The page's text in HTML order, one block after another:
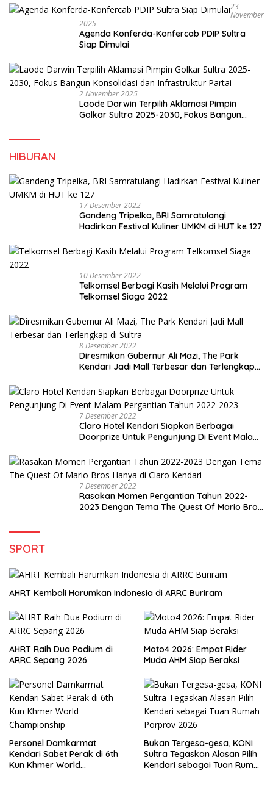
23
November
2025
Agenda Konferda-Konfercab PDIP Sultra
Siap Dimulai
2 November 2025
Laode Darwin Terpilih Aklamasi Pimpin
Golkar Sultra 2025-2030, Fokus Bangun
HIBURAN
17 Desember 2022
Gandeng Tripelka, BRI Samratulangi
Hadirkan Festival Kuliner UMKM di HUT ke 127
10 Desember 2022
Telkomsel Berbagi Kasih Melalui Program
Telkomsel Siaga 2022
8 Desember 2022
Diresmikan Gubernur Ali Mazi, The Park
Kendari Jadi Mall Terbesar dan Terlengkap
7 Desember 2022
Claro Hotel Kendari Siapkan Berbagai
Doorprize Untuk Pengunjung Di Event Malam
7 Desember 2022
Rasakan Momen Pergantian Tahun 2022-
2023 Dengan Tema The Quest Of Mario Bros
SPORT
AHRT Kembali Harumkan Indonesia di ARRC Buriram
AHRT Raih Dua Podium di
ARRC Sepang 2026
Moto4 2026: Empat Rider
Muda AHM Siap Beraksi
Personel Damkarmat
Kendari Sabet Perak di 6th
Kun Khmer World
Bukan Tergesa-gesa, KONI
Sultra Tegaskan Alasan Pilih
Kendari sebagai Tuan Rumah